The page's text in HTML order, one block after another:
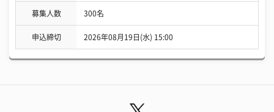
募集人数 300名
申込締切 2026年08月19日(水) 15:00